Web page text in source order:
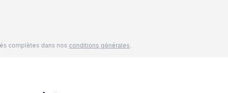
complètes dans nos conditions générales.